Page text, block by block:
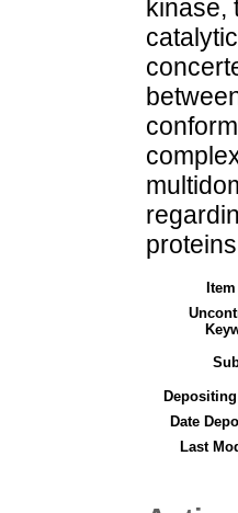
kinase,
Item
Date
Last